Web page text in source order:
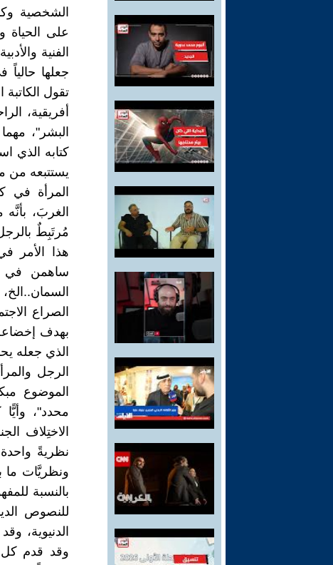
الشخصية
على الحياة
الفنية
جعلها حالياً
تقول
أفريقية،
البشر"،
كتابه الذي
يستتبعه من
المرأة في
الغربَ،
مُرتَبِطٌ
هذا الأمر
ساهمن في
الصراع
بهدف
الذي جعله
الرجل
الموضوع
محدد"،
الاختِلاف
نظريةً
ونظريَّات ما
بالنسبة
للنصوص
الدنيوية،
وقد قدم كل